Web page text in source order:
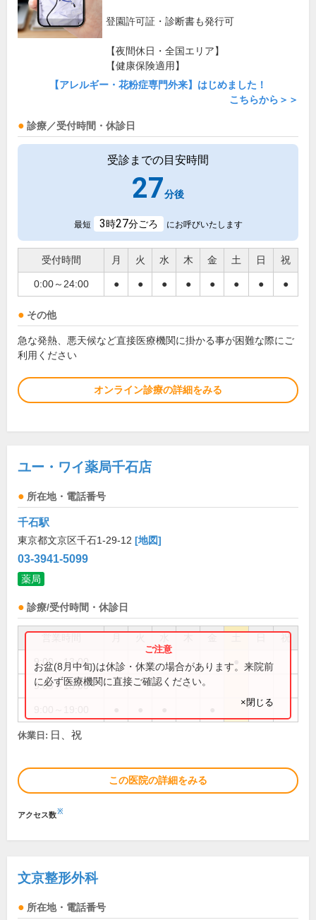
登園許可証・診断書も発行可
【夜間休日・全国エリア】
【健康保険適用】
【アレルギー・花粉症専門外来】はじめました！
こちらから＞＞
診療／受付時間・休診日
受診までの目安時間
27分後
最短 3時27分ごろ にお呼びいたします
受付時間 月 火 水 木 金 土 日 祝
0:00～24:00 ● ● ● ● ● ● ● ●
その他
急な発熱、悪天候など直接医療機関に掛かる事が困難な際にご
利用ください
オンライン診療の詳細をみる
ユー・ワイ薬局千石店
所在地・電話番号
千石駅
東京都文京区千石1-29-12 [地図]
03-3941-5099
薬局
診療/受付時間・休診日
祝
9:00～13:00
9:00～18:00 ●
お盆(8月中旬)は休診・休業の場合があります。来院前
に必ず医療機関に直接ご確認ください。
×閉じる
休業日: 日、祝
この医院の詳細をみる
アクセス数※
文京整形外科
所在地・電話番号